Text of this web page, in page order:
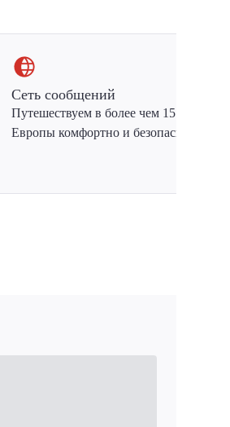
Сеть сообщений
Путешествуем в более чем 15 стран
Европы комфортно и безопасно.